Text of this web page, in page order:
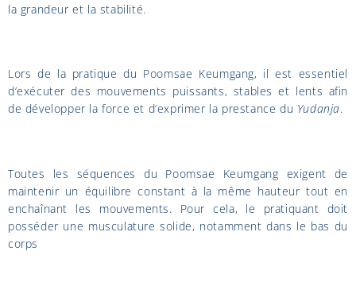
la grandeur et la stabilité.
Lors de la pratique du Poomsae Keumgang, il est essentiel
d’exécuter des mouvements puissants, stables et lents afin
de développer la force et d’exprimer la prestance du Yudanja.
Toutes les séquences du Poomsae Keumgang exigent de
maintenir un équilibre constant à la même hauteur tout en
enchaînant les mouvements. Pour cela, le pratiquant doit
posséder une musculature solide, notamment dans le bas du
corps